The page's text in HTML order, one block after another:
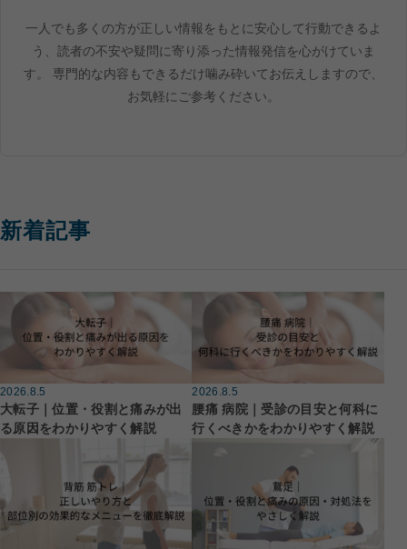
一人でも多くの方が正しい情報をもとに安心して行動できるよ
う、読者の不安や疑問に寄り添った情報発信を心がけていま
す。 専門的な内容もできるだけ噛み砕いてお伝えしますので、
お気軽にご参考ください。
新着記事
2026.8.5
大転子｜位置・役割と痛みが出
る原因をわかりやすく解説
2026.8.5
腰痛 病院｜受診の目安と何科に
行くべきかをわかりやすく解説